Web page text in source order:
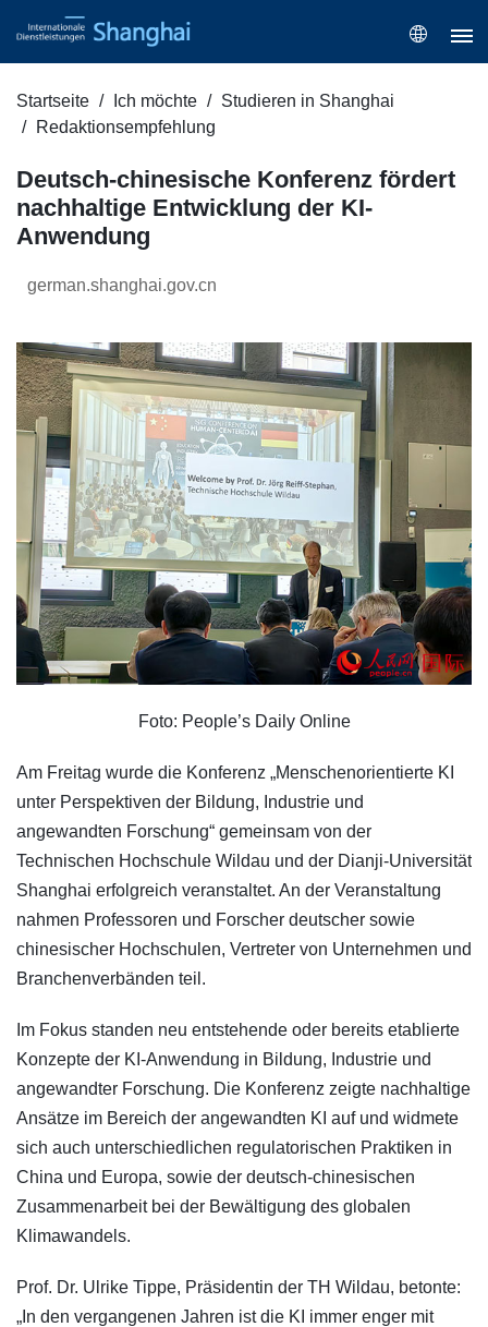
Startseite Ich möchte
Studieren in Shanghai
Redaktionsempfehlung
Deutsch-chinesische Konferenz fördert
nachhaltige Entwicklung der KI-
Anwendung
german.shanghai.gov.cn
Foto: People’s Daily Online
Am Freitag wurde die Konferenz „Menschenorientierte KI
unter Perspektiven der Bildung, Industrie und
angewandten Forschung“ gemeinsam von der
Technischen Hochschule Wildau und der Dianji-Universität
Shanghai erfolgreich veranstaltet. An der Veranstaltung
nahmen Professoren und Forscher deutscher sowie
chinesischer Hochschulen, Vertreter von Unternehmen und
Branchenverbänden teil.
Im Fokus standen neu entstehende oder bereits etablierte
Konzepte der KI-Anwendung in Bildung, Industrie und
angewandter Forschung. Die Konferenz zeigte nachhaltige
Ansätze im Bereich der angewandten KI auf und widmete
sich auch unterschiedlichen regulatorischen Praktiken in
China und Europa, sowie der deutsch-chinesischen
Zusammenarbeit bei der Bewältigung des globalen
Klimawandels.
Prof. Dr. Ulrike Tippe, Präsidentin der TH Wildau, betonte:
„In den vergangenen Jahren ist die KI immer enger mit